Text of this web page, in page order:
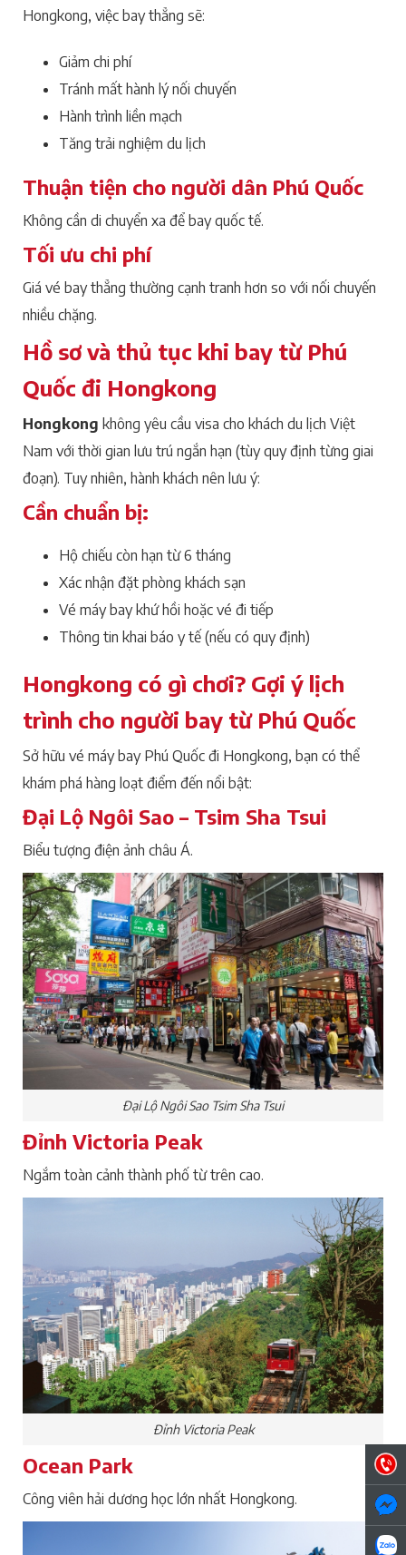
Hongkong, việc bay thẳng sẽ:
Giảm chi phí
Tránh mất hành lý nối chuyến
Hành trình liền mạch
Tăng trải nghiệm du lịch
Thuận tiện cho người dân Phú Quốc
Không cần di chuyển xa để bay quốc tế.
Tối ưu chi phí
Giá vé bay thẳng thường cạnh tranh hơn so với nối chuyến
nhiều chặng.
Hồ sơ và thủ tục khi bay từ Phú
Quốc đi Hongkong
Hongkong không yêu cầu visa cho khách du lịch Việt
Nam với thời gian lưu trú ngắn hạn (tùy quy định từng giai
đoạn). Tuy nhiên, hành khách nên lưu ý:
Cần chuẩn bị:
Hộ chiếu còn hạn từ 6 tháng
Xác nhận đặt phòng khách sạn
Vé máy bay khứ hồi hoặc vé đi tiếp
Thông tin khai báo y tế (nếu có quy định)
Hongkong có gì chơi? Gợi ý lịch
trình cho người bay từ Phú Quốc
Sở hữu vé máy bay Phú Quốc đi Hongkong, bạn có thể
khám phá hàng loạt điểm đến nổi bật:
Đại Lộ Ngôi Sao – Tsim Sha Tsui
Biểu tượng điện ảnh châu Á.
Đại Lộ Ngôi Sao Tsim Sha Tsui
Đỉnh Victoria Peak
Ngắm toàn cảnh thành phố từ trên cao.
Đỉnh Victoria Peak
Ocean Park
Công viên hải dương học lớn nhất Hongkong.